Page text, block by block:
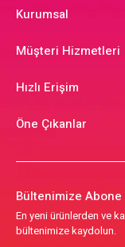
Kurumsal
Müşteri Hizmetleri
Hızlı Erişim
Öne Çıkanlar
Bültenimize Abone
En yeni ürünlerden ve
bültenimize kaydolun.